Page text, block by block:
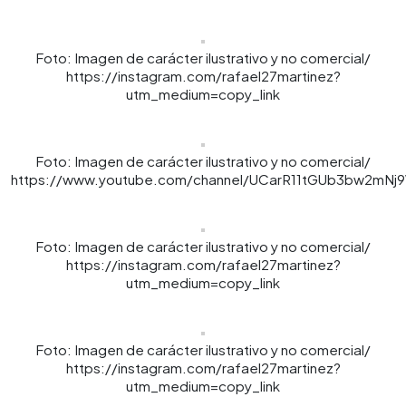
Foto: Imagen de carácter ilustrativo y no comercial/
https://instagram.com/rafael27martinez?
utm_medium=copy_link
Foto: Imagen de carácter ilustrativo y no comercial/
https://www.youtube.com/channel/
Foto: Imagen de carácter ilustrativo y no comercial/
https://instagram.com/rafael27martinez?
utm_medium=copy_link
Foto: Imagen de carácter ilustrativo y no comercial/
https://instagram.com/rafael27martinez?
utm_medium=copy_link